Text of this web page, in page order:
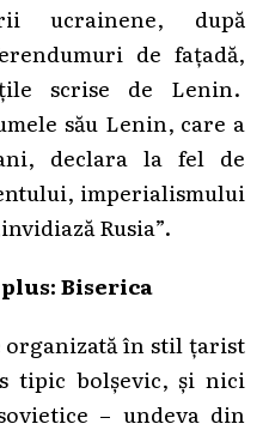
ucrainene, după
de fațadă,
scrise de Lenin.
său Lenin, care a
declara la fel de
imperialismului
Rusia”.
Biserica
organizată în stil țarist
tipic bolșevic, și nici
– undeva din